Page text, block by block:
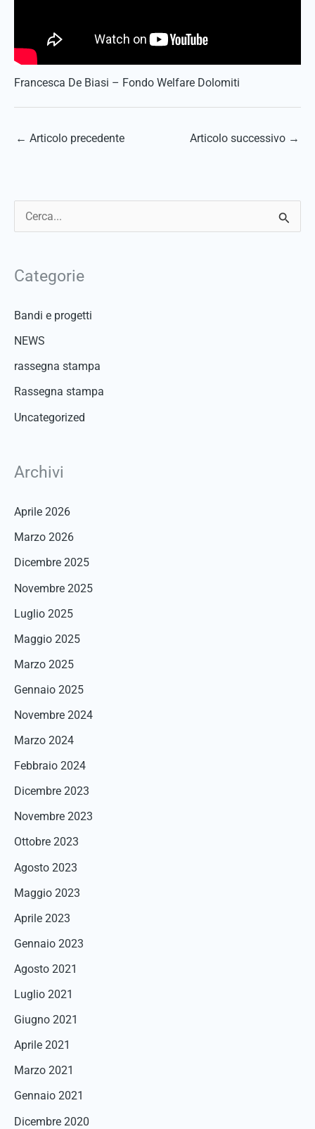
Francesca De Biasi – Fondo Welfare Dolomiti
← Articolo precedente Articolo successivo →
a
Categorie
Bandi e progetti
NEWS
rassegna stampa
Rassegna stampa
Uncategorized
Archivi
Aprile 2026
Marzo 2026
Dicembre 2025
Novembre 2025
Luglio 2025
Maggio 2025
Marzo 2025
Gennaio 2025
Novembre 2024
Marzo 2024
Febbraio 2024
Dicembre 2023
Novembre 2023
Ottobre 2023
Agosto 2023
Maggio 2023
Aprile 2023
Gennaio 2023
Agosto 2021
Luglio 2021
Giugno 2021
Aprile 2021
Marzo 2021
Gennaio 2021
Dicembre 2020